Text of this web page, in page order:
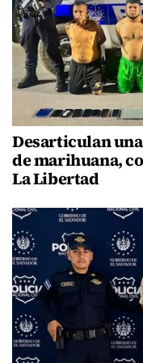
Desarticulan
de marihuana,
La Libertad